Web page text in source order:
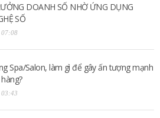
DOANH SỐ NHỜ ỨNG DỤNG
SỐ
07:08
Spa/Salon, làm gì để gây ấn tượng mạnh
03:43